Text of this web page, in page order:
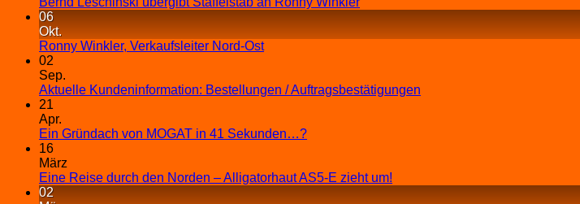
06
Okt.
Ronny Winkler, Verkaufsleiter Nord-Ost
02
Sep.
Aktuelle Kundeninformation: Bestellungen / Auftragsbestätigungen
21
Apr.
Ein Gründach von MOGAT in 41 Sekunden…?
16
März
Eine Reise durch den Norden – Alligatorhaut AS5-E zieht um!
02